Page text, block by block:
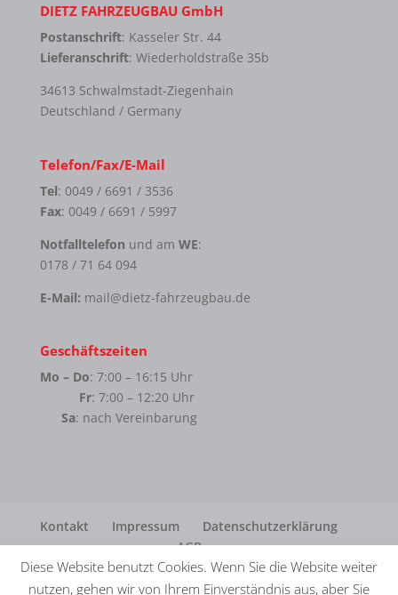
DIETZ FAHRZEUGBAU GmbH
Postanschrift: Kasseler Str. 44
Lieferanschrift: Wiederholdstraße 35b
34613 Schwalmstadt-Ziegenhain
Deutschland / Germany
Telefon/Fax/E-Mail
Tel: 0049 / 6691 / 3536
Fax: 0049 / 6691 / 5997
Notfalltelefon und am WE:
0178 / 71 64 094
E-Mail: mail@dietz-fahrzeugbau.de
Geschäftszeiten
Mo – Do: 7:00 – 16:15 Uhr
Fr: 7:00 – 12:20 Uhr
Sa: nach Vereinbarung
Kontakt Impressum
Datenschutzerklärung
AGB
Diese Website benutzt Cookies. Wenn Sie die Website weiter
nutzen, gehen wir von Ihrem Einverständnis aus, aber Sie